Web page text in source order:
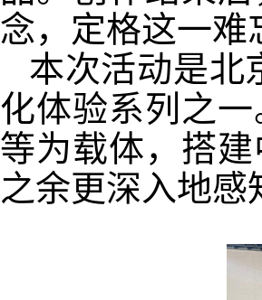
念，定格这一难
本次活动是北
化体验系列之
等为载体，搭
之余更深入地